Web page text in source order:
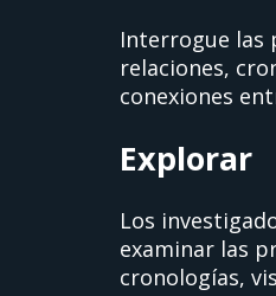
Interrogue las
relaciones,
conexiones
Explorar
Los
examinar las
cronologías,